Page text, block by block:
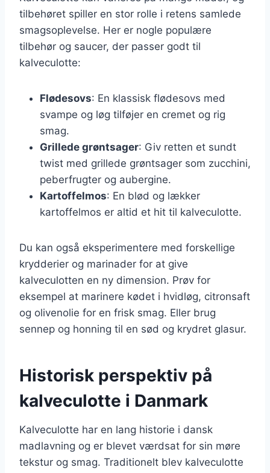
tilbehøret spiller en stor rolle i retens samlede
smagsoplevelse. Her er nogle populære
tilbehør og saucer, der passer godt til
kalveculotte:
Flødesovs: En klassisk flødesovs med
svampe og løg tilføjer en cremet og rig
smag.
Grillede grøntsager: Giv retten et sundt
twist med grillede grøntsager som zucchini,
peberfrugter og aubergine.
Kartoffelmos: En blød og lækker
kartoffelmos er altid et hit til kalveculotte.
Du kan også eksperimentere med forskellige
krydderier og marinader for at give
kalveculotten en ny dimension. Prøv for
eksempel at marinere kødet i hvidløg, citronsaft
og olivenolie for en frisk smag. Eller brug
sennep og honning til en sød og krydret glasur.
Historisk perspektiv på
kalveculotte i Danmark
Kalveculotte har en lang historie i dansk
madlavning og er blevet værdsat for sin møre
tekstur og smag. Traditionelt blev kalveculotte